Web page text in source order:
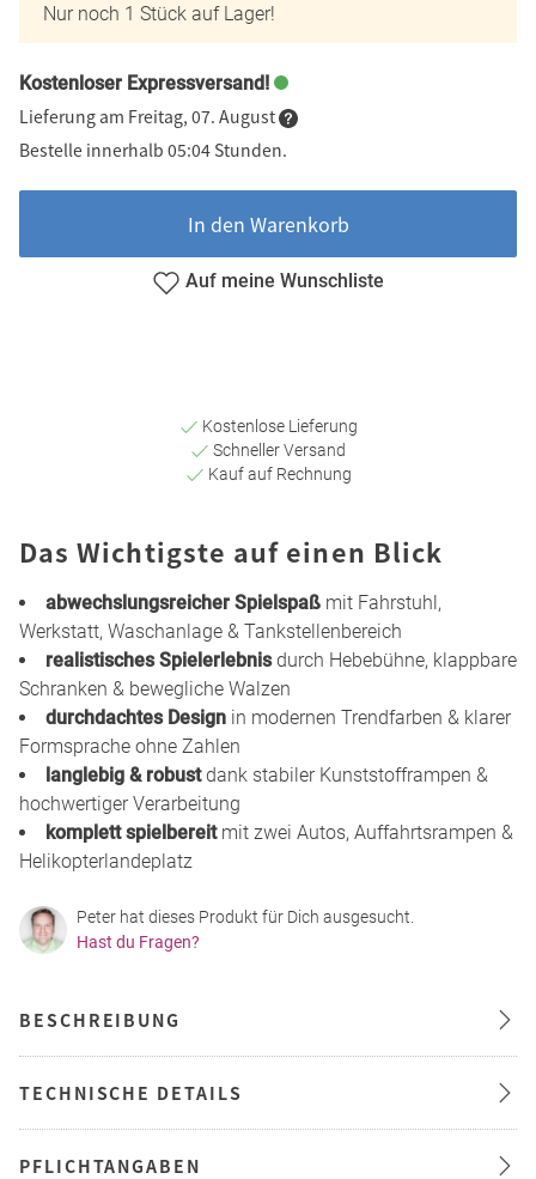
Nur noch 1 Stück auf Lager!
Kostenloser Expressversand!
Lieferung am Freitag, 07. August
Bestelle innerhalb 05:04 Stunden.
In den Warenkorb
Auf meine Wunschliste
Kostenlose Lieferung
Schneller Versand
Kauf auf Rechnung
Das Wichtigste auf einen Blick
abwechslungsreicher Spielspaß mit Fahrstuhl,
Werkstatt, Waschanlage & Tankstellenbereich
realistisches Spielerlebnisdurch Hebebühne, klappbare
Schranken & bewegliche Walzen
durchdachtes Design in modernen Trendfarben & klarer
Formsprache ohne Zahlen
langlebig & robustdank stabiler Kunststofframpen &
hochwertiger Verarbeitung
komplett spielbereitmit zwei Autos, Auffahrtsrampen &
Helikopterlandeplatz
Peter hat dieses Produkt für Dich ausgesucht.
Hast du Fragen?
BESCHREIBUNG
TECHNISCHE DETAILS
PFLICHTANGABEN